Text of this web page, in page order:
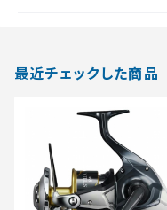
最近チェックした商品